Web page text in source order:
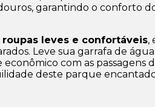
garantindo o conforto
leves e confortáveis,
Leve sua garrafa de
com as passagens
deste parque